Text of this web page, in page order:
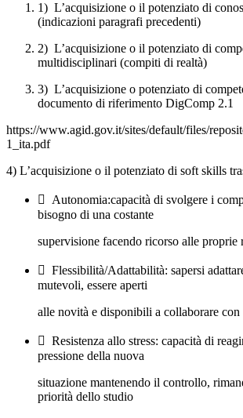
1) L’acquisizione o il potenziato di
(indicazioni paragrafi precedenti)
2) L’acquisizione o il potenziato di
multidisciplinari (compiti di realtà)
3) L’acquisizione o potenziato di
documento di riferimento DigComp 2.1
https://www.agid.gov.it/sites/default/files/
1_ita.pdf
4) L’acquisizione o il potenziato di soft skills
 Autonomia:capacità di svolgere i
bisogno di una costante
supervisione facendo ricorso alle proprie
 Flessibilità/Adattabilità: sapersi
mutevoli, essere aperti
alle novità e disponibili a collaborare con
 Resistenza allo stress: capacità di
pressione della nuova
situazione mantenendo il controllo,
priorità dello studio